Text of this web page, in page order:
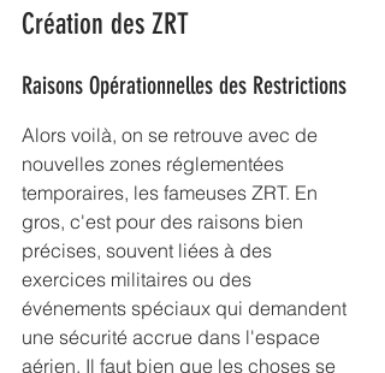
Création des ZRT
Raisons Opérationnelles des Restrictions
Alors voilà, on se retrouve avec de
nouvelles zones réglementées
temporaires, les fameuses ZRT. En
gros, c'est pour des raisons bien
précises, souvent liées à des
exercices militaires ou des
événements spéciaux qui demandent
une sécurité accrue dans l'espace
aérien. Il faut bien que les choses se